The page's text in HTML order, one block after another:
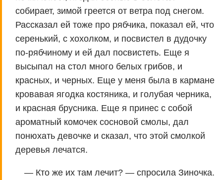
собирает, зимой греется от ветра под снегом.
Рассказал ей тоже про рябчика, показал ей, что
серенький, с хохолком, и посвистел в дудочку
по-рябчиному и ей дал посвистеть. Еще я
высыпал на стол много белых грибов, и
красных, и черных. Еще у меня была в кармане
кровавая ягодка костяника, и голубая черника,
и красная брусника. Еще я принес с собой
ароматный комочек сосновой смолы, дал
понюхать девочке и сказал, что этой смолкой
деревья лечатся.
— Кто же их там лечит? — спросила Зиночка.